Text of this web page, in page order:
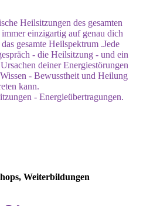
Heilsitzungen des gesamten
einzigartig auf genau dich
gesamte Heilspektrum .Jede
- die Heilsitzung - und ein
deiner Energiestörungen
- Bewusstheit und Heilung
kann.
- Energieübertragungen.
Weiterbildungen